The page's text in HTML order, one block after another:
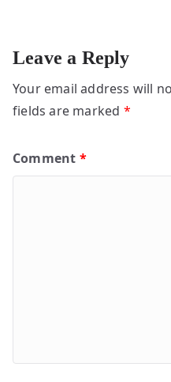
Leave a Reply
Your email address will
fields are marked *
Comment *